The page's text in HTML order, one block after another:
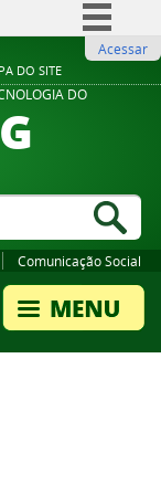
DO SITE
BR
Acessar
DO
Comunicação Social